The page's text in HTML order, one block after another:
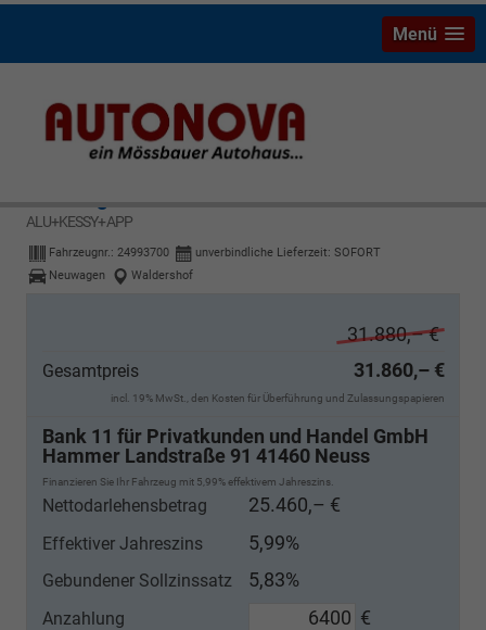
Menü
ALU+KESSY+APP
Fahrzeugnr.: 24993700
unverbindliche Lieferzeit: SOFORT
Neuwagen
Waldershof
31.880,– €
Gesamtpreis 31.860,– €
incl. 19% MwSt., den Kosten für Überführung und Zulassungspapieren
Bank 11 für Privatkunden und Handel GmbH
Hammer Landstraße 91 41460 Neuss
Finanzieren Sie Ihr Fahrzeug mit 5,99% effektivem Jahreszins.
Nettodarlehensbetrag 25.460,– €
Effektiver Jahreszins 5,99%
Gebundener Sollzinssatz 5,83%
Anzahlung €